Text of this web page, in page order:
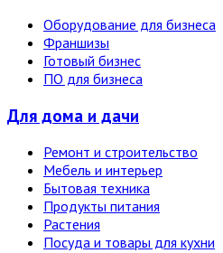
Оборудование для бизнеса
Франшизы
Готовый бизнес
ПО для бизнеса
Для дома и дачи
Ремонт и строительство
Мебель и интерьер
Бытовая техника
Продукты питания
Растения
Посуда и товары для кухни